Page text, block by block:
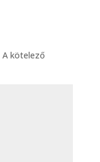
A kötelező